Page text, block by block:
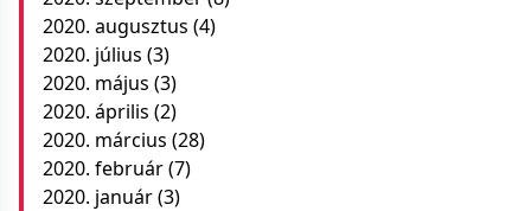
2020. augusztus (4)
2020. július (3)
2020. május (3)
2020. április (2)
2020. március (28)
2020. február(7)
2020. január(3)